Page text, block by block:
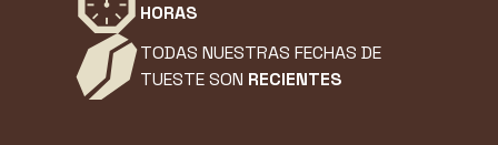
HORAS
TODAS NUESTRAS FECHAS DE
TUESTE SON RECIENTES